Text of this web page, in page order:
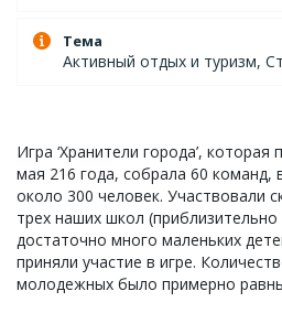
Тема
Активный отдых и туризм,
Игра ‘Хранители города’,
мая 216 года, собрала 60
около 300 человек. Участвовали
трех наших школ
достаточно много маленьких
приняли участие в игре.
молодежных было примерно